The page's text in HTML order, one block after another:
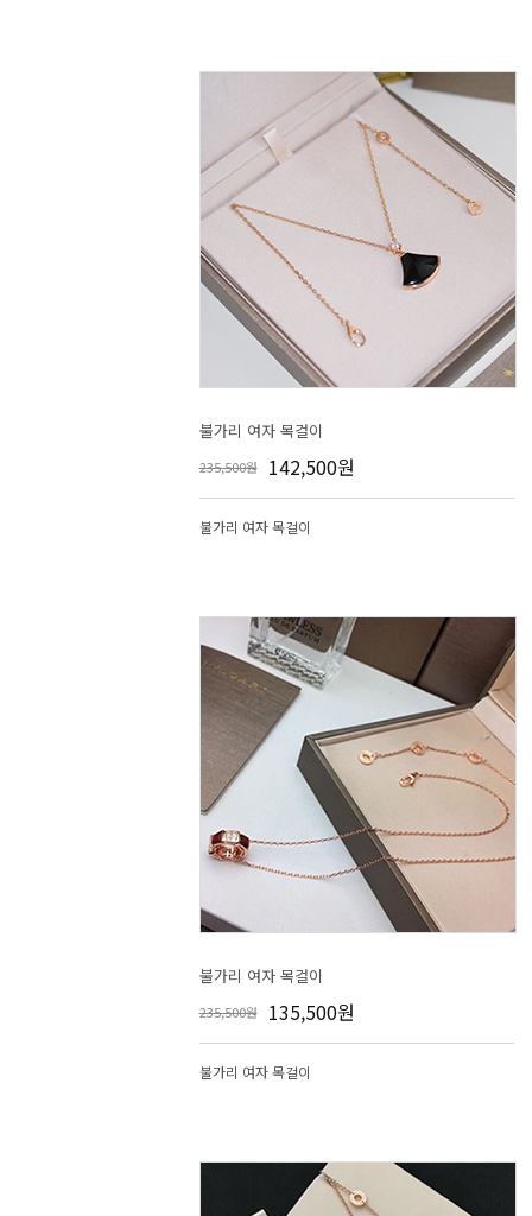
불가리 여자 목걸이
235,500원 142,500원
불가리 여자 목걸이
불가리 여자 목걸이
235,500원 135,500원
불가리 여자 목걸이